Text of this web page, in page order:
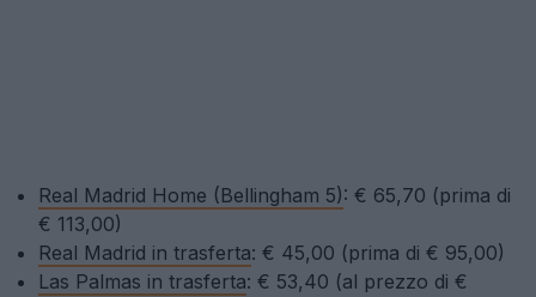
Real Madrid Home (Bellingham 5): € 65,70 (prima di
€ 113,00)
Real Madrid in trasferta: € 45,00 (prima di € 95,00)
Las Palmas in trasferta: € 53,40 (al prezzo di €